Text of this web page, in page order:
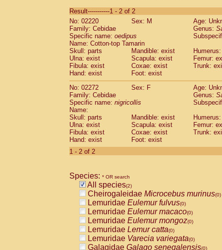
CebidaeSaguinus labiatus(0)
Cebidae Saguinus leucopus (0)
Cebidae
CebidaeSaguinus mystax
Cebidae Saguinus nigricollis (1)
Cebidae Saguinus oedipus
Cebidae Saguinus weddelli
Cebidae Saguinusspp.
Cebidae Aotus trivirgatus
Cebidae
CebidaeCebus apella
Cebidae
Cebidae Cebus nigrivittatus
Cebidae Cebusspp.(0)
Cebidae Saimiri boliviensis
CebidaeSaimiri sciureus(0)
AtelidaeAlouatta caraya(0)
Atelidae Alouatta seniculus
AtelidaeAlouatta
AtelidaeAteles belzebuth(0)
AtelidaeAteles geoffroyi(0)
AtelidaeAteles paniscus(0)
AtelidaeAtelesspp. (0)
AtelidaeLagothrix lagothricha
AtelidaeLagothrix lagothricha cana
PitheciidaeCacajao calvus
Result-----------1 - 2 of 2
No: 02220
Sex: M
Age:
Family: Cebidae
Genus:
Specific name: oedipus
Name: Cotton-top Tamarin
Skull: parts
Mandible: exist
Ulna: exist
Scapula: exist
Femur:
Fibula: exist
Coxae: exist
Trunk:
Hand: exist
Foot: exist
No: 02272
Sex: F
Age:
Family: Cebidae
Genus:
Specific name: nigricollis
Name:
Skull: parts
Mandible: exist
Ulna: exist
Scapula: exist
Femur:
Fibula: exist
Coxae: exist
Trunk:
Hand: exist
Foot: exist
1 - 2 of 2
Species: * OR search
All species(2)
Cheirogaleidae Microcebus murinus(0)
Lemuridae Eulemur fulvus(0)
Lemuridae Eulemur macaco(0)
Lemuridae Eulemur mongoz(0)
Lemuridae Lemur catta(0)
Lemuridae Varecia variegata(0)
Galagidae Galago senegalensis(0)